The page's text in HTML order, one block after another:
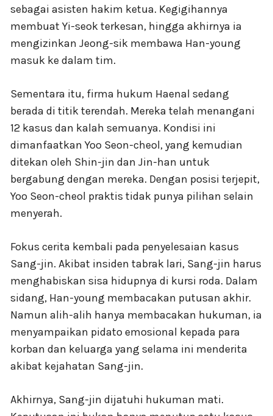
sebagai asisten hakim ketua. Kegigihannya
membuat Yi-seok terkesan, hingga akhirnya ia
mengizinkan Jeong-sik membawa Han-young
masuk ke dalam tim.
Sementara itu, firma hukum Haenal sedang
berada di titik terendah. Mereka telah menangani
12 kasus dan kalah semuanya. Kondisi ini
dimanfaatkan Yoo Seon-cheol, yang kemudian
ditekan oleh Shin-jin dan Jin-han untuk
bergabung dengan mereka. Dengan posisi terjepit,
Yoo Seon-cheol praktis tidak punya pilihan selain
menyerah.
Fokus cerita kembali pada penyelesaian kasus
Sang-jin. Akibat insiden tabrak lari, Sang-jin harus
menghabiskan sisa hidupnya di kursi roda. Dalam
sidang, Han-young membacakan putusan akhir.
Namun alih-alih hanya membacakan hukuman, ia
menyampaikan pidato emosional kepada para
korban dan keluarga yang selama ini menderita
akibat kejahatan Sang-jin.
Akhirnya, Sang-jin dijatuhi hukuman mati.